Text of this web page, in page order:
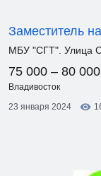
Заместитель
МБУ "СГТ". Улица
75 000 – 80 000
Владивосток
23 января 2024